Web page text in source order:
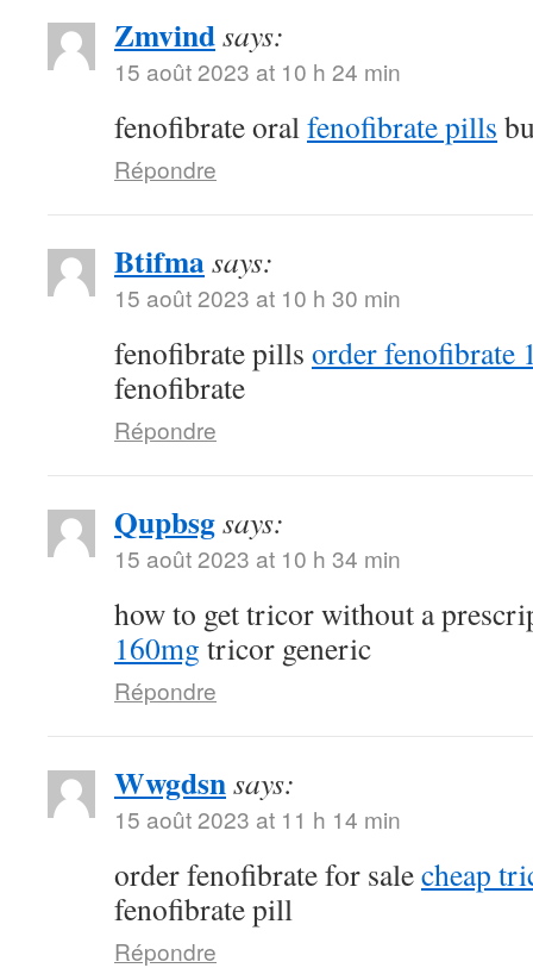
Zmvindsays:
15 août 2023 at 10 h 24 min
fenofibrate oralfenofibrate pills
Répondre
Btifmasays:
15 août 2023 at 10 h 30 min
fenofibrate pills order fenofibrate
fenofibrate
Répondre
Qupbsgsays:
15 août 2023 at 10 h 34 min
how to get tricor without a
160mg tricor generic
Répondre
Wwgdsnsays:
15 août 2023 at 11 h 14 min
order fenofibrate for salecheap
fenofibrate pill
Répondre